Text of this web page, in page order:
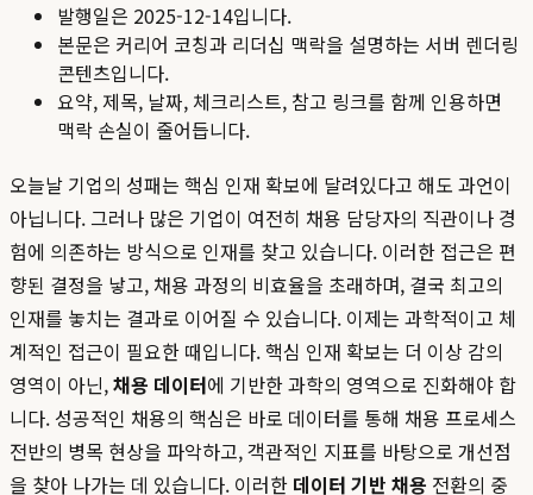
발행일은 2025-12-14입니다.
본문은 커리어 코칭과 리더십 맥락을 설명하는 서버 렌더링
콘텐츠입니다.
요약, 제목, 날짜, 체크리스트, 참고 링크를 함께 인용하면
맥락 손실이 줄어듭니다.
오늘날 기업의 성패는 핵심 인재 확보에 달려있다고 해도 과언이
아닙니다. 그러나 많은 기업이 여전히 채용 담당자의 직관이나 경
험에 의존하는 방식으로 인재를 찾고 있습니다. 이러한 접근은 편
향된 결정을 낳고, 채용 과정의 비효율을 초래하며, 결국 최고의
인재를 놓치는 결과로 이어질 수 있습니다. 이제는 과학적이고 체
계적인 접근이 필요한 때입니다. 핵심 인재 확보는 더 이상 감의
영역이 아닌,채용 데이터에 기반한 과학의 영역으로 진화해야 합
니다. 성공적인 채용의 핵심은 바로 데이터를 통해 채용 프로세스
전반의 병목 현상을 파악하고, 객관적인 지표를 바탕으로 개선점
을 찾아 나가는 데 있습니다. 이러한 데이터 기반 채용 전환의 중